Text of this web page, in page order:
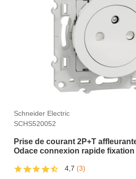
Schneider Electric
SCHS520052
Prise de courant 2P+T
Odace connexion rapide fixation
4,7 (3)